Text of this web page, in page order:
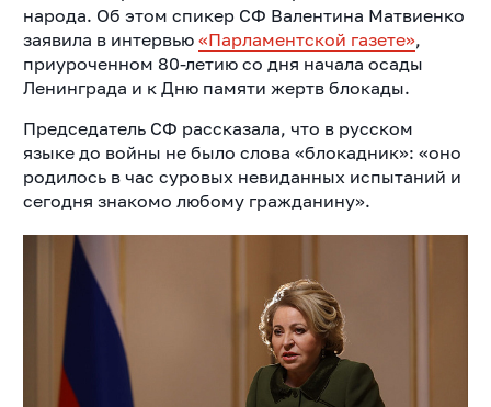
народа. Об этом спикер СФ Валентина Матвиенко
заявила в интервью «Парламентской газете»,
приуроченном 80-летию со дня начала осады
Ленинграда и к Дню памяти жертв блокады.
Председатель СФ рассказала, что в русском
языке до войны не было слова «блокадник»: «оно
родилось в час суровых невиданных испытаний и
сегодня знакомо любому гражданину».